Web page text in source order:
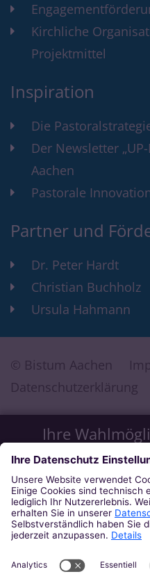
Ihre
Einstellungen
Wir möchten Ihnen ein
Dazu verwenden wir
unserer Website
verwenden wir auch
zur Anzeige externer
über Soundcloud,
selbst entscheiden, welche
Bitte beachten Sie, dass
Kirchliche
Projektmittel
Inspiration
Die
Der Newsletter
Aachen
Pastorale
Partner und
Dr. Peter Hardt
Christian Buchholz
Ursula Hahmann
© Bistum Aachen
Datenschutzerklärung